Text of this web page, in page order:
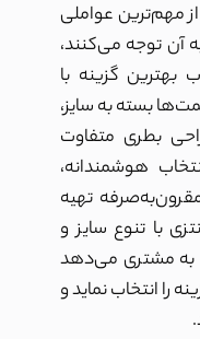
مهم‌ترین عواملی
آن توجه می‌کنند،
بهترین گزینه با
بسته به سایز،
بطری متفاوت
هوشمندانه،
تهیه
با تنوع سایز و
به مشتری می‌دهد
را انتخاب نماید و